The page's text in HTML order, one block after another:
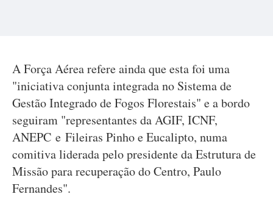
A Força Aérea refere ainda que esta foi uma
"iniciativa conjunta integrada no Sistema de
Gestão Integrado de Fogos Florestais" e a bordo
seguiram "representantes da AGIF, ICNF,
ANEPC e Fileiras Pinho e Eucalipto, numa
comitiva liderada pelo presidente da Estrutura de
Missão para recuperação do Centro, Paulo
Fernandes".